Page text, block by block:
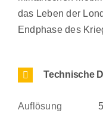
das Leben der
Endphase des
Technische
Auflösung